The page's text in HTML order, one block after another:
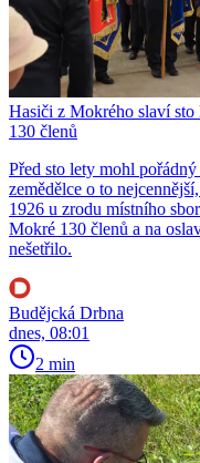
Hasiči z Mokrého slaví
130 členů
Před sto lety mohl
zemědělce o to
1926 u zrodu místního
Mokré 130 členů a na
nešetřilo.
Budějcká Drbna
dnes, 08:01
2 min